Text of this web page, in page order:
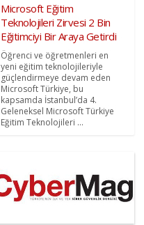
Microsoft Eğitim
Teknolojileri Zirvesi 2 Bin
Eğitimciyi Bir Araya Getirdi
Öğrenci ve öğretmenleri en
yeni eğitim teknolojileriyle
güçlendirmeye devam eden
Microsoft Türkiye, bu
kapsamda İstanbul’da 4.
Geleneksel Microsoft Türkiye
Eğitim Teknolojileri ...